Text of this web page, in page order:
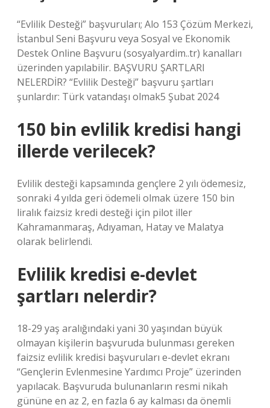
“Evlilik Desteği” başvuruları; Alo 153 Çözüm Merkezi,
İstanbul Seni Başvuru veya Sosyal ve Ekonomik
Destek Online Başvuru (sosyalyardim..tr) kanalları
üzerinden yapılabilir. BAŞVURU ŞARTLARI
NELERDİR? “Evlilik Desteği” başvuru şartları
şunlardır: Türk vatandaşı olmak5 Şubat 2024
150 bin evlilik kredisi hangi
illerde verilecek?
Evlilik desteği kapsamında gençlere 2 yılı ödemesiz,
sonraki 4 yılda geri ödemeli olmak üzere 150 bin
liralık faizsiz kredi desteği için pilot iller
Kahramanmaraş, Adıyaman, Hatay ve Malatya
olarak belirlendi.
Evlilik kredisi e-devlet
şartları nelerdir?
18-29 yaş aralığındaki yani 30 yaşından büyük
olmayan kişilerin başvuruda bulunması gereken
faizsiz evlilik kredisi başvuruları e-devlet ekranı
“Gençlerin Evlenmesine Yardımcı Proje” üzerinden
yapılacak. Başvuruda bulunanların resmi nikah
gününe en az 2, en fazla 6 ay kalması da önemli